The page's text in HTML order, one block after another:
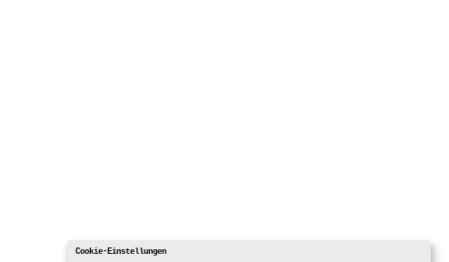
Cookie-Einstellungen